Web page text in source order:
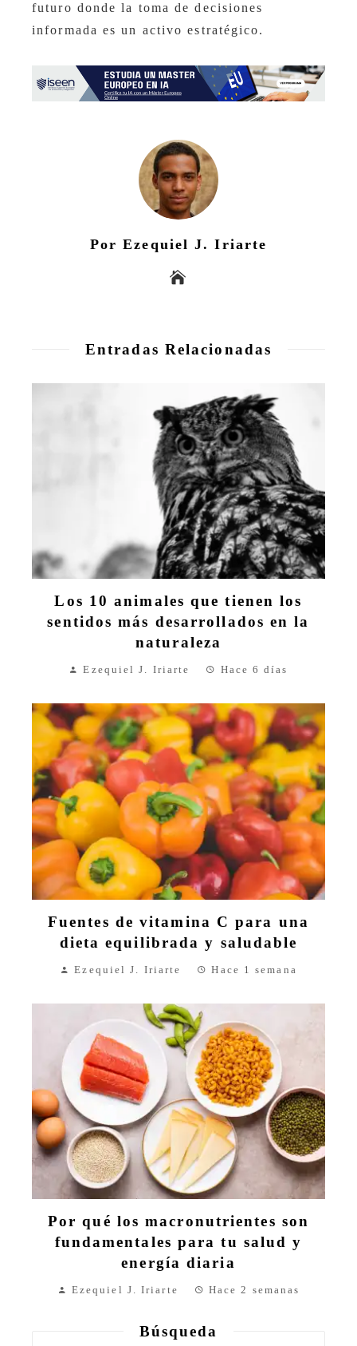
futuro donde la toma de decisiones
informada es un activo estratégico.
Por Ezequiel J. Iriarte
Entradas Relacionadas
Los 10 animales que tienen los
sentidos más desarrollados en la
naturaleza
Ezequiel J. Iriarte Hace 6 días
Fuentes de vitamina C para una
dieta equilibrada y saludable
Ezequiel J. Iriarte Hace 1 semana
Por qué los macronutrientes son
fundamentales para tu salud y
energía diaria
Ezequiel J. Iriarte Hace 2 semanas
Búsqueda